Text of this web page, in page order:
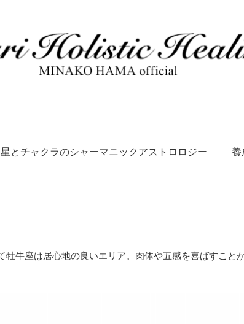
星とチャクラのシャーマニックアストロロジー 養
牛座は居心地の良いエリア。肉体や五感を喜ばすこと